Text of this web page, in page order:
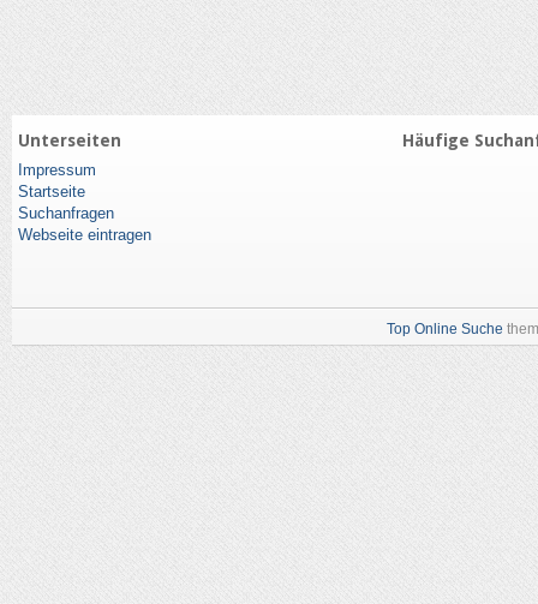
Unterseiten
Impressum
Startseite
Suchanfragen
Webseite eintragen
Häufige
Top Online Suche